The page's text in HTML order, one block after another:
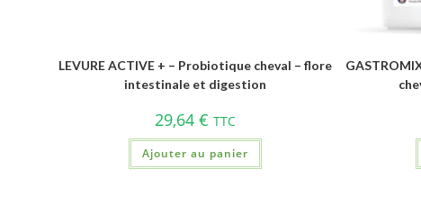
LEVURE ACTIVE + – Probiotique cheval – flore
intestinale et digestion
29,64 € TTC
Ajouter au panier